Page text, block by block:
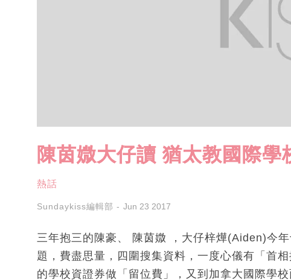
陳茵媺大仔讀 猶太教國際學
熱話
Sundaykiss編輯部 Jun 23 2017
三年抱三的陳豪、 陳茵媺 ，大仔梓燁(Aiden)今
題，費盡思量，四圍搜集資料，一度心儀有「首
的學校資證券做「留位費」，又到加拿大國際學